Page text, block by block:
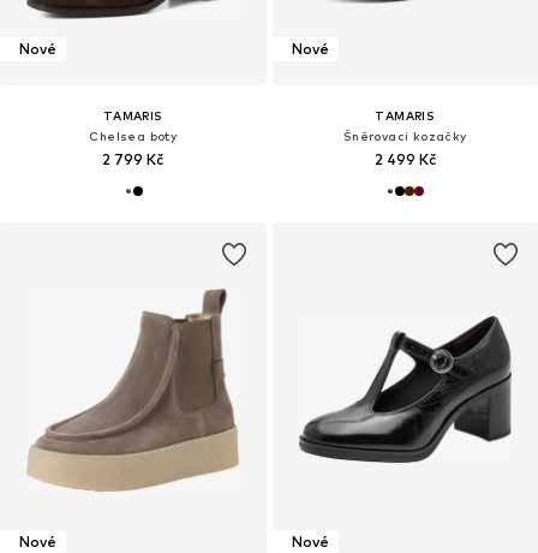
Nové
TAMARIS
Chelsea boty
2 799 Kč
Nové
TAMARIS
Šněrovací kozačky
2 499 Kč
Nové Nové